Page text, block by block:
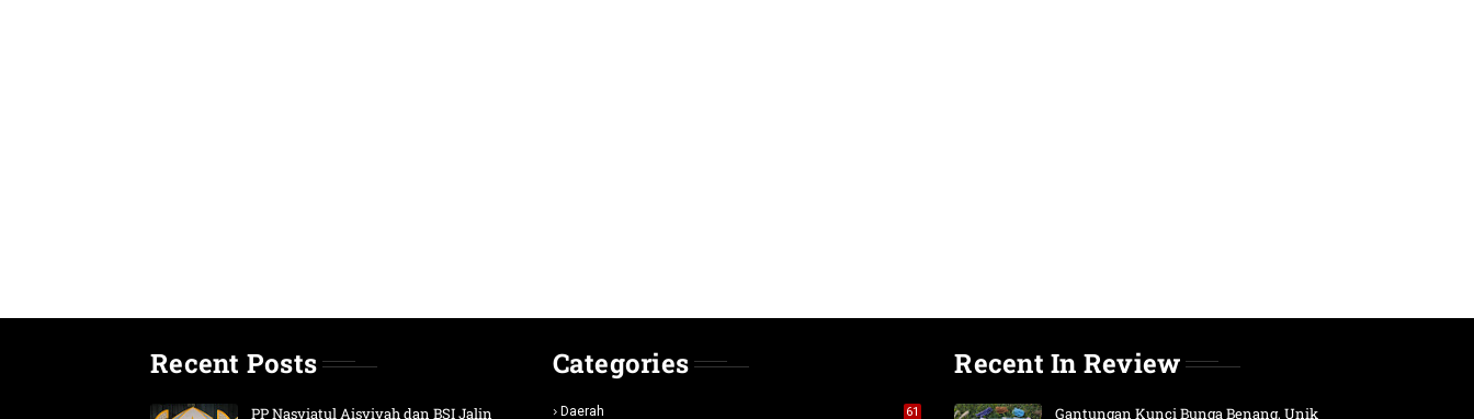
Recent Posts
PP Nasyiatul Aisyiyah dan BSI Jalin
Categories
Daerah 61
Recent In Review
Gantungan Kunci Bunga Benang, Unik